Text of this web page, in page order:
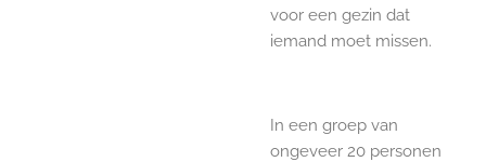
voor een gezin dat
iemand moet missen.
In een groep van
ongeveer 20 personen